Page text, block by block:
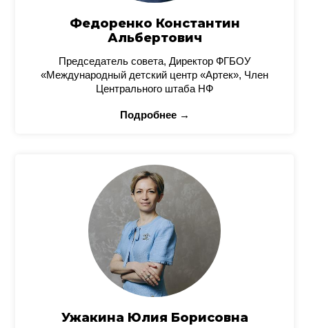
Федоренко Константин
Альбертович
Председатель совета, Директор ФГБОУ
«Международный детский центр «Артек», Член
Центрального штаба НФ
Подробнее →
Ужакина Юлия Борисовна